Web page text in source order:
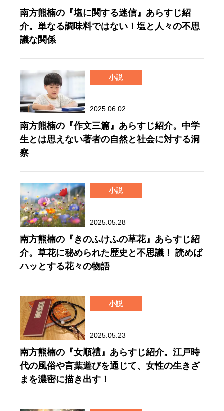
南方熊楠の『塩に関する迷信』あらすじ紹
介。単なる調味料ではない！塩と人々の不思
議な関係
小説
2025.06.02
南方熊楠の『作文三篇』あらすじ紹介。中学
生とは思えない著者の自然と社会に対する洞
察
小説
2025.05.28
南方熊楠の『きのふけふの草花』あらすじ紹
介。草花に秘められた歴史と不思議！ 読めば
ハッとする花々の物語
小説
2025.05.23
南方熊楠の『女順禮』あらすじ紹介。江戸時
代の風俗や言葉遊びを通じて、女性の生きざ
まを濃密に描き出す！